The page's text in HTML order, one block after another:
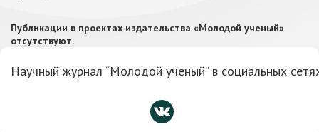
Публикации в проектах издательства «Молодой ученый»
отсутствуют.
Научный журнал “Молодой ученый” в социальных